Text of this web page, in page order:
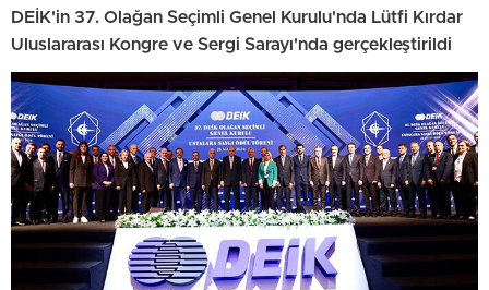
DEİK'in 37. Olağan Seçimli Genel Kurulu'nda Lütfi Kırdar
Uluslararası Kongre ve Sergi Sarayı'nda gerçekleştirildi